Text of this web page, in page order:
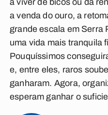
a viver de bicos ou da
a venda do ouro, a
grande escala em Serra
uma vida mais tranquila
Pouquíssimos
e, entre eles, raros
ganharam. Agora,
esperam ganhar o